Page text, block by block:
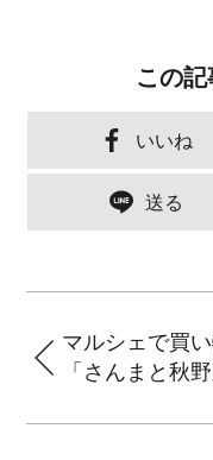
この
いいね
送る
マルシェで買
「さんまと秋